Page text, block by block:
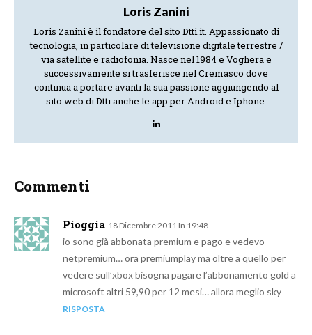
Loris Zanini
Loris Zanini è il fondatore del sito Dtti.it. Appassionato di
tecnologia, in particolare di televisione digitale terrestre /
via satellite e radiofonia. Nasce nel 1984 e Voghera e
successivamente si trasferisce nel Cremasco dove
continua a portare avanti la sua passione aggiungendo al
sito web di Dtti anche le app per Android e Iphone.
Commenti
Pioggia 18 Dicembre 2011 In 19:48
io sono già abbonata premium e pago e vedevo
netpremium… ora premiumplay ma oltre a quello per
vedere sull’xbox bisogna pagare l’abbonamento gold a
microsoft altri 59,90 per 12 mesi… allora meglio sky
RISPOSTA